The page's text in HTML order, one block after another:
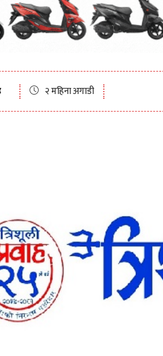
२ महिना अगाडी